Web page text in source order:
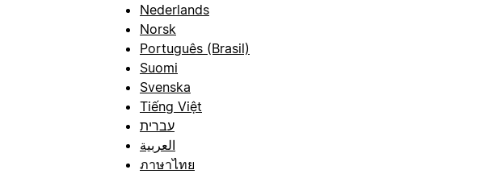
Nederlands
Norsk
Português (Brasil)
Suomi
Svenska
Tiếng Việt
עברית
العربية
ภาษาไทย